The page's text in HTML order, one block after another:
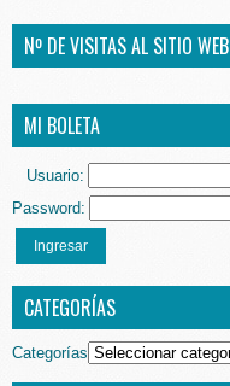
Nº DE VISITAS AL SITIO WEB
MI BOLETA
Usuario:
Password:
Ingresar
CATEGORÍAS
Categorías